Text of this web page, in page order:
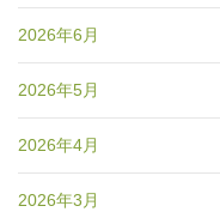
2026年6月
2026年5月
2026年4月
2026年3月